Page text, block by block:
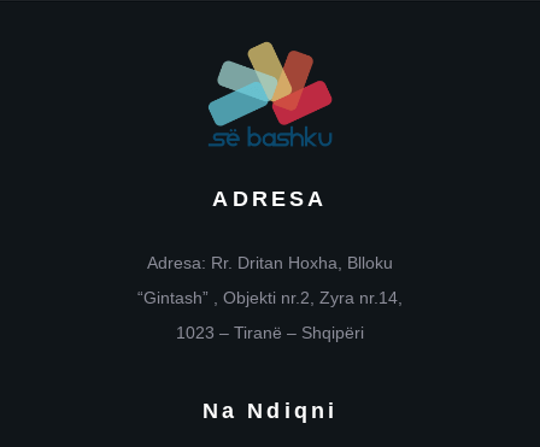
ADRESA
Adresa: Rr. Dritan Hoxha, Blloku
“Gintash” , Objekti nr.2, Zyra nr.14,
1023 – Tiranë – Shqipëri
Na Ndiqni